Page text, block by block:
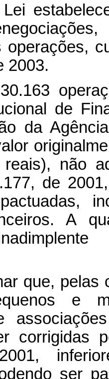
operações,
2003.
de
da
não
de
pactuadas,
A
que,
e
corrigidas
ser